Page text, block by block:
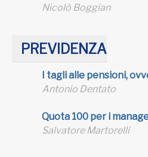
Nicolò Boggian
PREVIDENZA
I tagli alle pensioni,
Antonio Dentato
Quota 100 per i
Salvatore Martorelli